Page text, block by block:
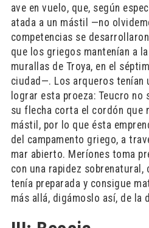
ave en vuelo, que, según
atada a un mástil —no
competencias se
que los griegos mantenían a
murallas de Troya, en el
ciudad—. Los arqueros tenían
lograr esta proeza: Teucro
su flecha corta el cordón que
mástil, por lo que ésta
del campamento griego, a
mar abierto. Meríones toma
con una rapidez sobrenatural,
tenía preparada y consigue
más allá, digámoslo así, de la